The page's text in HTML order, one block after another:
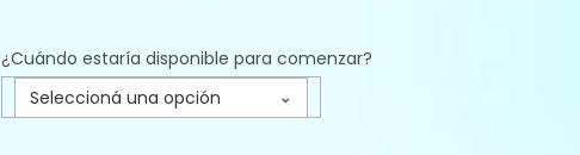
¿Cuándo estaría disponible para comenzar?
Seleccioná una opción